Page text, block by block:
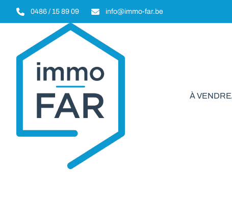
Aller au contenu principal
0486 / 15 89 09 info@immo-far.be
À VENDRE
Garage/